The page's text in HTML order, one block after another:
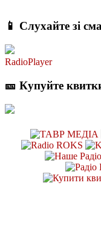
📱 Слухайте зі
RadioPlayer
🎫 Купуйте